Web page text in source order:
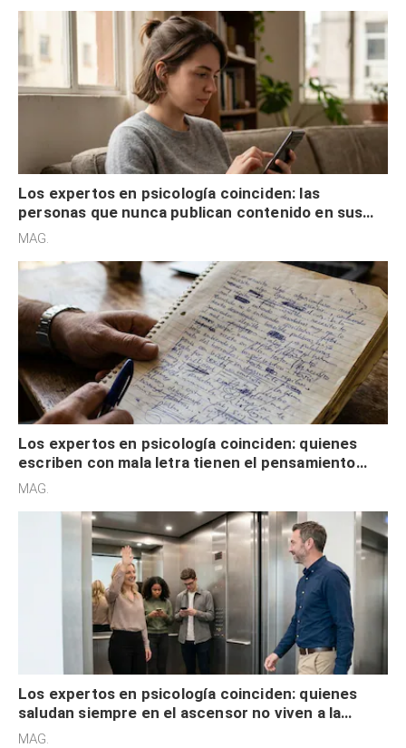
Los expertos en psicología coinciden: las
personas que nunca publican contenido en sus
redes sociales no pretenden buscar validación
MAG.
Los expertos en psicología coinciden: quienes
escriben con mala letra tienen el pensamiento
acelerado y no lo hacen por desinterés
MAG.
Los expertos en psicología coinciden: quienes
saludan siempre en el ascensor no viven a la
defensiva y tienen apertura social
MAG.